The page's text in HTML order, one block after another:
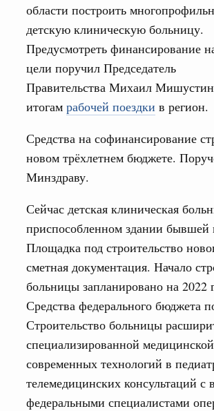
области построить
детскую клиническую больницу.
Предусмотреть финансирование
цели поручил Председатель
Правительства Михаил
итогам рабочей поездки в регион.
Средства на софинансирование
новом трёхлетнем бюджете.
Минздраву.
Сейчас детская клиническая
приспособленном здании
Площадка под строительство
сметная документация. Начало
больницы запланировано на 2022
Средства федерального бюджета
Строительство больницы
специализированной
современных технологий в
телемедицинских консультаций
федеральными специалистами
политика в сфере научных
расширило перечень
от НДФЛ
информационных технологий
дал поручения по
«Цифровая индустрия
высших достижений и массовый
и Михаил
физкультурника
инновации. Некоммерческие